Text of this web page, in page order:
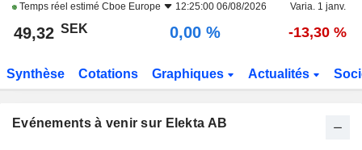
Temps réel estimé Cboe Europe 12:25:00 06/08/2026 Varia. 1 janv.
49,32 SEK 0,00 % -13,30 %
Synthèse Cotations Graphiques Actualités
Evénements à venir sur Elekta AB